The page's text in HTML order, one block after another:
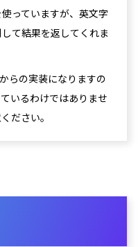
っていますが、英文字
て結果を返してくれま
らの実装になりますの
いるわけではありませ
ださい。